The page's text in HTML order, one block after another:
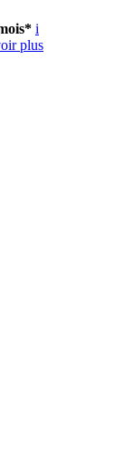
i
plus